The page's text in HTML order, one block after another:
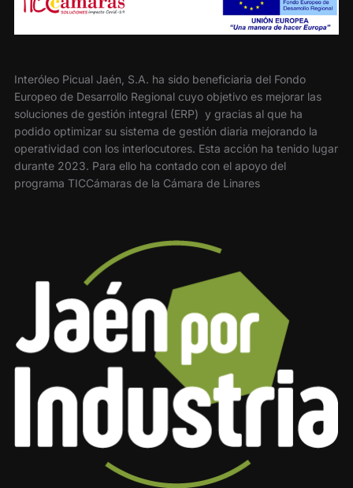
Interóleo Picual Jaén, S.A. ha sido beneficiaria del Fondo
Europeo de Desarrollo Regional cuyo objetivo es mejorar las
soluciones de gestión integral (ERP) y gracias al que ha
podido optimizar su sistema de gestión diaria mejorando la
operatividad con los interlocutores. Esta acción ha tenido lugar
durante 2023. Para ello ha contado con el apoyo del
programa TICCámaras de la Cámara de Linares